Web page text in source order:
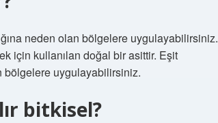
neden olan bölgelere uygulayabilirsiniz.
için kullanılan doğal bir asittir. Eşit
bölgelere uygulayabilirsiniz.
bitkisel?